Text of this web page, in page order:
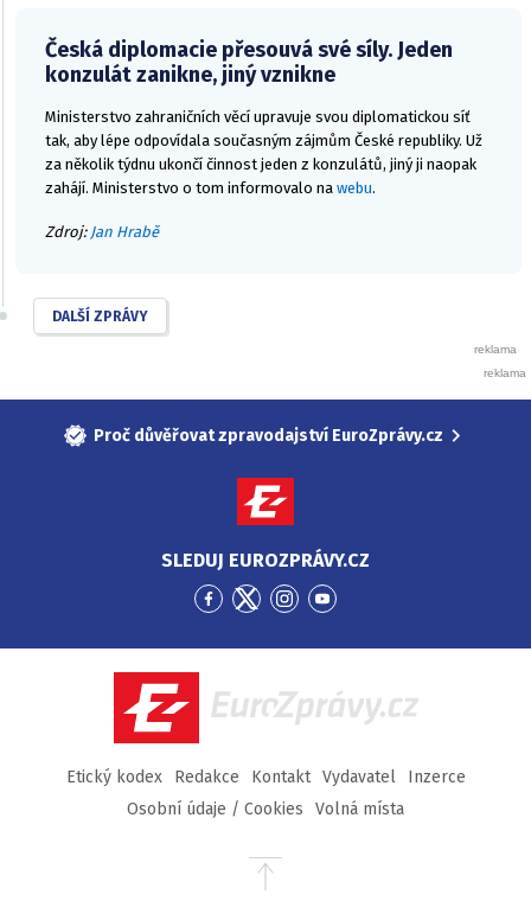
Česká diplomacie přesouvá své síly. Jeden
konzulát zanikne, jiný vznikne
Ministerstvo zahraničních věcí upravuje svou diplomatickou síť
tak, aby lépe odpovídala současným zájmům České republiky. Už
za několik týdnu ukončí činnost jeden z konzulátů, jiný ji naopak
zahájí. Ministerstvo o tom informovalo na webu.
Zdroj: Jan Hrabě
DALŠÍ ZPRÁVY
Proč důvěřovat zpravodajství EuroZprávy.cz
SLEDUJ EUROZPRÁVY.CZ
Přejít
Facebook
Přejít
Twitter
Přejít
Instagram
Přejít
YouTube
EuroZprávy.cz
Etický kodex Redakce Kontakt Vydavatel
Inzerce
Osobní údaje / Cookies
Volná místa
Přejít